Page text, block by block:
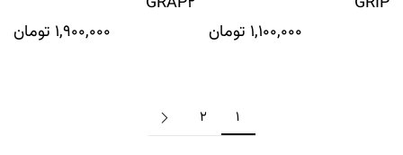
1,100,000 تومان
1,900,000 تومان
1
2